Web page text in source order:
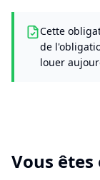
Cette
de
louer
Vous